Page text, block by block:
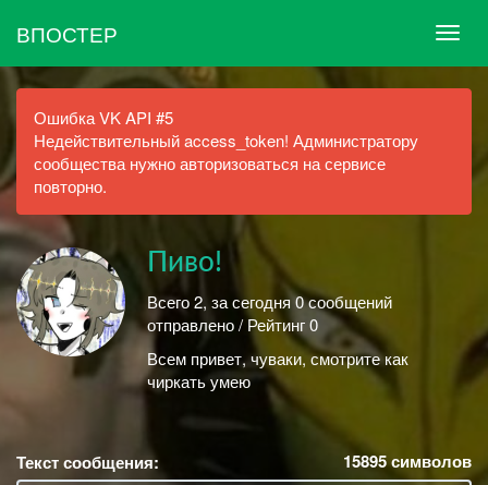
ВПОСТЕР
Ошибка VK API #5
Недействительный access_token! Администратору
сообщества нужно авторизоваться на сервисе
повторно.
Пиво!
Всего 2, за сегодня 0 сообщений
отправлено / Рейтинг 0
Всем привет, чуваки, смотрите как
чиркать умею
Текст сообщения: 15895символов